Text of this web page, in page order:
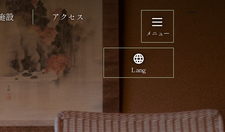
設 アクセス
Lang
メニュー